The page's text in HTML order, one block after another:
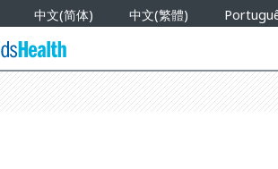
中文(简体) 中文(繁體)